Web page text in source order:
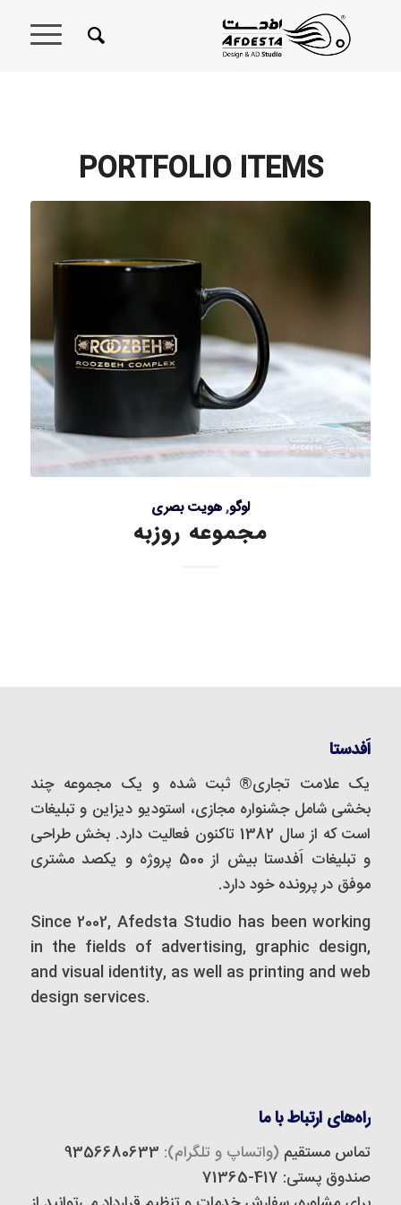
PORTFOLIO ITEMS
لوگو,هویت بصری
مجموعه روزبه
اَفدستا
یک علامت تجاری® ثبت شده و یک مجموعه‌ چند
بخشی شامل جشنواره مجازی، استودیو دیزاین و تبلیغات
است که از سال 1382 تاکنون فعالیت دارد. بخش طراحی
و تبلیغات اَفدستا بیش از 500 پروژه و یکصد مشتری
موفق در پرونده خود دارد.
Since 2002, Afedsta Studio has been working
in the fields of advertising, graphic design,
and visual identity, as well as printing and web
design services.
راه‌های ارتباط با ما
تماس مستقیم (واتساپ و تلگرام):
صندوق پستی: 417-71365